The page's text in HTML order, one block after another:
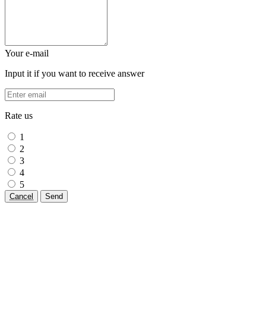
Your e-mail
Input it if you want to receive answer
Rate us
1
2
3
4
5
Cancel Send